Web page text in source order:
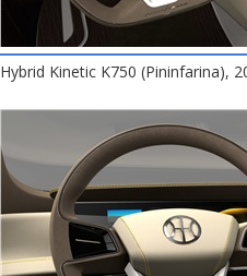
Hybrid Kinetic K750 (Pininfarina),